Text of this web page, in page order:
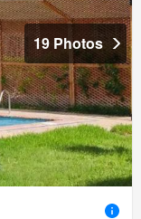
19 Photos